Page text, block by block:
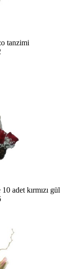
tanzimi
adet kırmızı gül